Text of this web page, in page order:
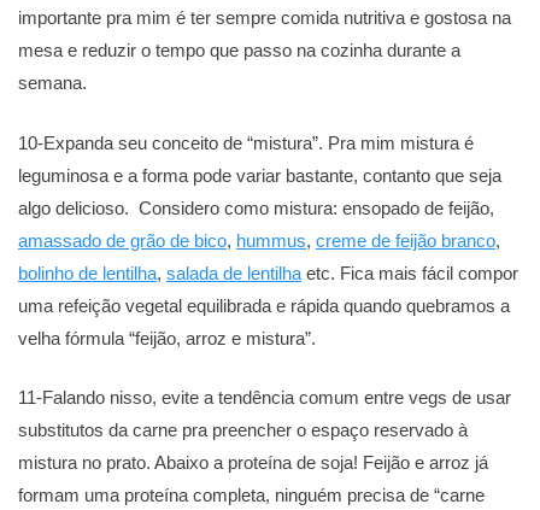
importante pra mim é ter sempre comida nutritiva e gostosa na
mesa e reduzir o tempo que passo na cozinha durante a
semana.
10-Expanda seu conceito de “mistura”. Pra mim mistura é
leguminosa e a forma pode variar bastante, contanto que seja
algo delicioso. Considero como mistura: ensopado de feijão,
amassado de grão de bico, hummus, creme de feijão branco,
bolinho de lentilha, salada de lentilha etc. Fica mais fácil compor
uma refeição vegetal equilibrada e rápida quando quebramos a
velha fórmula “feijão, arroz e mistura”.
11-Falando nisso, evite a tendência comum entre vegs de usar
substitutos da carne pra preencher o espaço reservado à
mistura no prato. Abaixo a proteína de soja! Feijão e arroz já
formam uma proteína completa, ninguém precisa de “carne